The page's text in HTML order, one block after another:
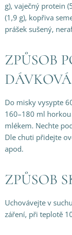
g), vaječný protein
(1,9 g), kopřiva
prášek sušený,
ZPŮSOB
Do misky vysypte
160–180 ml
mlékem. Nechte
Dle chuti přidejte
apod.
ZPŮSOB
Uchovávejte v
záření, při teplotě